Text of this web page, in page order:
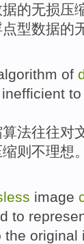
的无损压
型数据的
of
inefficient to
算法往往对
则不理想
image
to
the original